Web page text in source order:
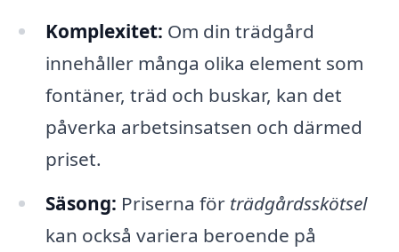
Komplexitet: Om din trädgård
innehåller många olika element som
fontäner, träd och buskar, kan det
påverka arbetsinsatsen och därmed
priset.
Säsong: Priserna för trädgårdsskötsel
kan också variera beroende på